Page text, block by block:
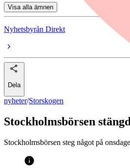
Visa alla ämnen
Nyhetsbyrån Direkt
Dela
nyheter/Storskogen
Stockholmsbörsen
Stockholmsbörsen steg något på